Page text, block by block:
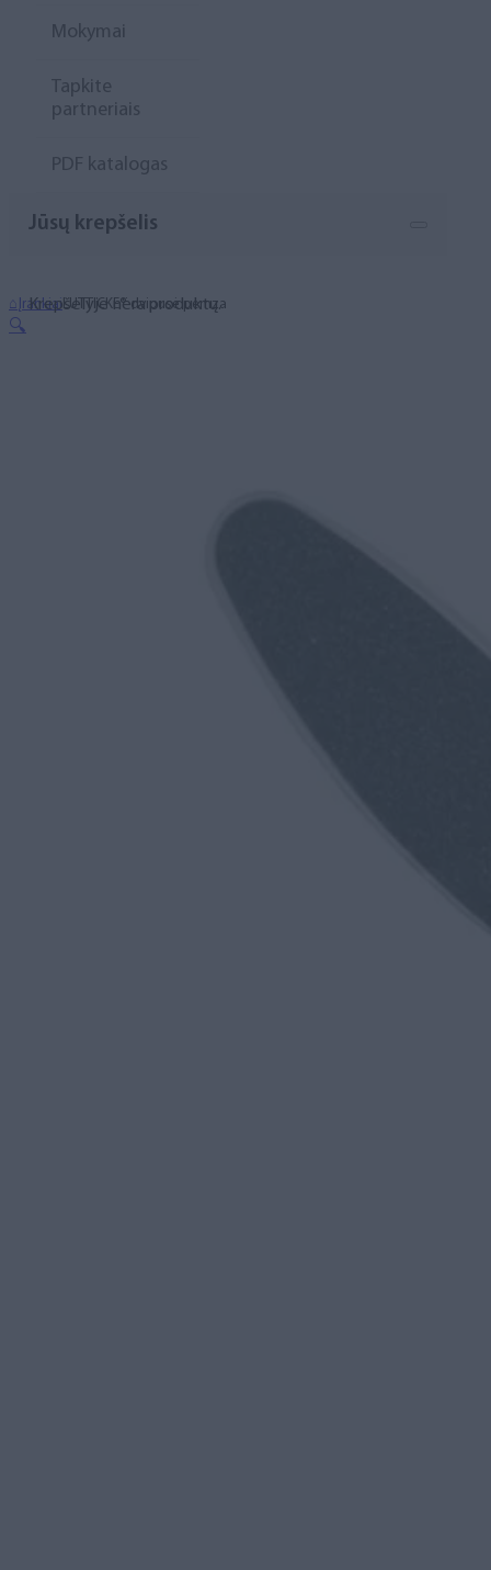
Mokymai
Tapkite
partneriais
PDF katalogas
Jūsų krepšelis
Krepšelyje nėra produktų.
⌂ ĮrankiaiLUTTICKE® dvipusė pemza
🔍